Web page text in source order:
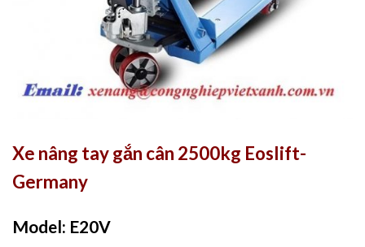
Xe nâng tay gắn cân 2500kg Eoslift-
Germany
Model: E20V